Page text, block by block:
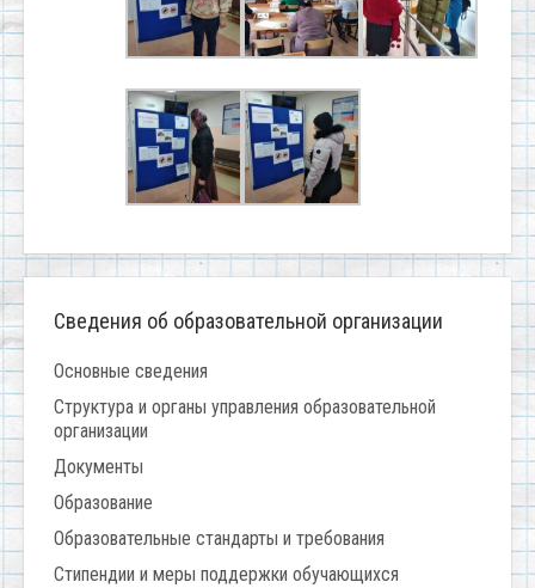
Сведения об образовательной организации
Основные сведения
Структура и органы управления образовательной
организации
Документы
Образование
Образовательные стандарты и требования
Стипендии и меры поддержки обучающихся